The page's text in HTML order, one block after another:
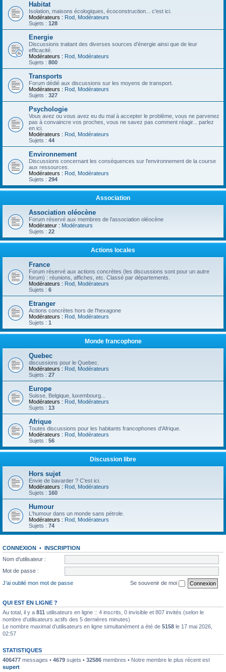
Habitat
Isolation, maisons écologiques, écoconstruction... c'est ici.
Modérateurs : Rod Modérateurs
Sujets : 128
Energie
Discussions traitant des diverses sources d'énergie ainsi que de leur
efficacité.
Modérateurs : Rod Modérateurs
Sujets : 800
Transports
Forum dédié aux discussions sur les moyens de transport.
Modérateurs : Rod Modérateurs
Sujets : 327
Psychologie
Vous avez ou vous avez eu du mal à accepter le problème, vous ne parvenez
pas à convaincre vos proches, vous ne savez pas comment réagir... parlez
en ici.
Modérateurs : Rod Modérateurs
Sujets : 44
Environnement
Discussions concernant les conséquences sur l'environnement de la course
aux ressources.
Modérateurs : Rod Modérateurs
Sujets : 294
Association
Association oléocène
Forum réservé aux membres de l'association oléocène
Modérateur : Modérateurs
Sujets : 22
Actions locales
France
Forum réservé aux actions concrètes (les discussions sont pour un autre
forum) : réunions, affiches, etc. Classé par départements.
Modérateurs : Rod Modérateurs
Sujets : 6
Etranger
Actions concrètes hors de l'hexagone
Modérateurs : Rod Modérateurs
Sujets : 1
Monde francophone
Quebec
discussions pour le Quebec.
Modérateurs : Rod Modérateurs
Sujets : 27
Europe
Suisse, Belgique, luxembourg...
Modérateurs : Rod Modérateurs
Sujets : 13
Afrique
Toutes discussions pour les habitants francophones d'Afrique.
Modérateurs : Rod Modérateurs
Sujets : 56
Discussion libre
Hors sujet
Envie de bavarder ? C'est ici.
Modérateurs : Rod Modérateurs
Sujets : 160
Humour
L'humour dans un monde sans pétrole.
Modérateurs : Rod Modérateurs
Sujets : 74
CONNEXION • INSCRIPTION
Nom d’utilisateur :
Mot de passe :
J’ai oublié mon mot de passe
Se souvenir de moi
QUI EST EN LIGNE ?
Au total, il y a 811 utilisateurs en ligne :: 4 inscrits, 0 invisible et 807 invités (selon le
nombre d’utilisateurs actifs des 5 dernières minutes)
Le nombre maximal d’utilisateurs en ligne simultanément a été de 5158 le 17 mai 2026,
02:57
STATISTIQUES
406477 messages • 4679 sujets • 32586 membres • Notre membre le plus récent est
supert